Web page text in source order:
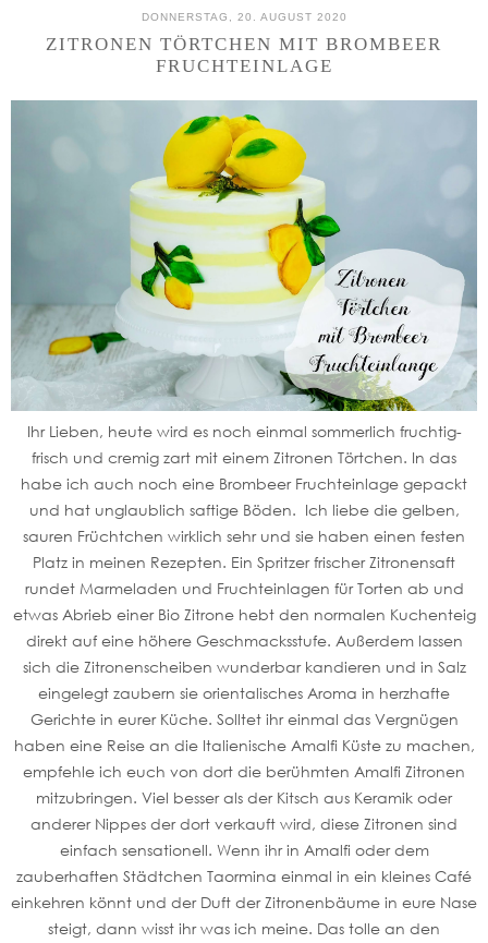
DONNERSTAG, 20. AUGUST 2020
ZITRONEN TÖRTCHEN MIT BROMBEER
FRUCHTEINLAGE
Ihr Lieben, heute wird es noch einmal sommerlich fruchtig-
frisch und cremig zart mit einem Zitronen Törtchen. In das
habe ich auch noch eine Brombeer Fruchteinlage gepackt
und hat unglaublich saftige Böden. Ich liebe die gelben,
sauren Früchtchen wirklich sehr und sie haben einen festen
Platz in meinen Rezepten. Ein Spritzer frischer Zitronensaft
rundet Marmeladen und Fruchteinlagen für Torten ab und
etwas Abrieb einer Bio Zitrone hebt den normalen Kuchenteig
direkt auf eine höhere Geschmacksstufe. Außerdem lassen
sich die Zitronenscheiben wunderbar kandieren und in Salz
eingelegt zaubern sie orientalisches Aroma in herzhafte
Gerichte in eurer Küche. Solltet ihr einmal das Vergnügen
haben eine Reise an die Italienische Amalfi Küste zu machen,
empfehle ich euch von dort die berühmten Amalfi Zitronen
mitzubringen. Viel besser als der Kitsch aus Keramik oder
anderer Nippes der dort verkauft wird, diese Zitronen sind
einfach sensationell. Wenn ihr in Amalfi oder dem
zauberhaften Städtchen Taormina einmal in ein kleines Café
einkehren könnt und der Duft der Zitronenbäume in eure Nase
steigt, dann wisst ihr was ich meine. Das tolle an den